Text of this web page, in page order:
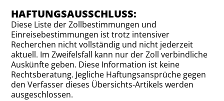
HAFTUNGSAUSSCHLUSS:
Diese Liste der Zollbestimmungen und
Einreisebestimmungen ist trotz intensiver
Recherchen nicht vollständig und nicht jederzeit
aktuell. Im Zweifelsfall kann nur der Zoll verbindliche
Auskünfte geben. Diese Information ist keine
Rechtsberatung. Jegliche Haftungsansprüche gegen
den Verfasser dieses Übersichts-Artikels werden
ausgeschlossen.